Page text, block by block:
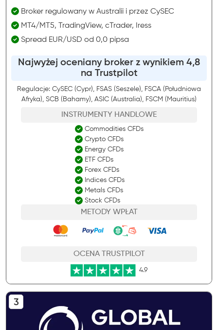
Broker regulowany w Australii i przez CySEC
MT4/MT5, TradingView, cTrader, Iress
Spread EUR/USD od 0,0 pipsa
Najwyżej oceniany broker z wynikiem 4,8
na Trustpilot
Regulacje: CySEC (Cypr), FSAS (Seszele), FSCA (Południowa
Afryka), SCB (Bahamy), ASIC (Australia), FSCM (Mauritius)
INSTRUMENTY HANDLOWE
Commodities CFDs
Crypto CFDs
Energy CFDs
ETF CFDs
Forex CFDs
Indices CFDs
Metals CFDs
Stock CFDs
METODY WPŁAT
OCENA TRUSTPILOT
4.9